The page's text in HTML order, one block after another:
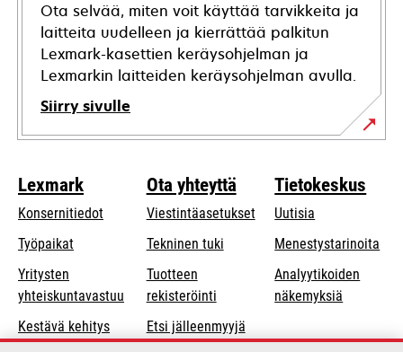
Ota selvää, miten voit käyttää tarvikkeita ja
laitteita uudelleen ja kierrättää palkitun
Lexmark-kasettien keräysohjelman ja
Lexmarkin laitteiden keräysohjelman avulla.
Siirry sivulle
Lexmark
Konsernitiedot
Työpaikat
Yritysten
yhteiskuntavastuu opens
a
Kestävä kehitys
Ota yhteyttä
Viestintäasetukset
Tekninen tukiopens
tab
Tuotteen
rekisteröinti
Etsi jälleenmyyjä
Tietokeskus
Uutisia
Menestystarinoita
Analyytikoiden
näkemyksiä